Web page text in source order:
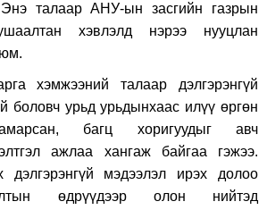
талаар АНУ-ын засгийн газрын
хэвлэлд нэрээ нууцлан
хэмжээний талаар дэлгэрэнгүй
боловч урьд урьдынхаас илүү өргөн
багц хоригуудыг авч
ажлаа хангаж байгаа гэжээ.
дэлгэрэнгүй мэдээлэл ирэх долоо
өдрүүдээр олон нийтэд